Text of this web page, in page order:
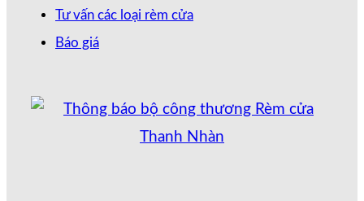
Tư vấn các loại rèm cửa
Báo giá